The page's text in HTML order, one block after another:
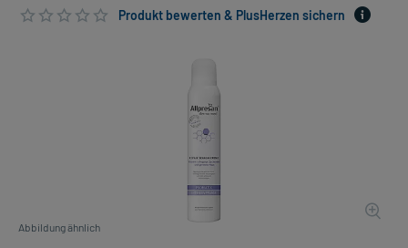
Produkt bewerten & PlusHerzen sichern
Abbildung ähnlich